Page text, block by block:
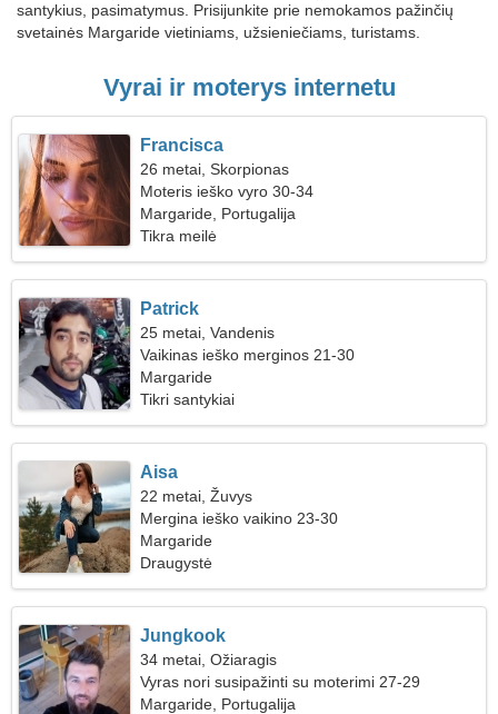
santykius, pasimatymus. Prisijunkite prie nemokamos pažinčių
svetainės Margaride vietiniams, užsieniečiams, turistams.
Vyrai ir moterys internetu
Francisca
26 metai, Skorpionas
Moteris ieško vyro 30-34
Margaride, Portugalija
Tikra meilė
Patrick
25 metai, Vandenis
Vaikinas ieško merginos 21-30
Margaride
Tikri santykiai
Aisa
22 metai, Žuvys
Mergina ieško vaikino 23-30
Margaride
Draugystė
Jungkook
34 metai, Ožiaragis
Vyras nori susipažinti su moterimi 27-29
Margaride, Portugalija